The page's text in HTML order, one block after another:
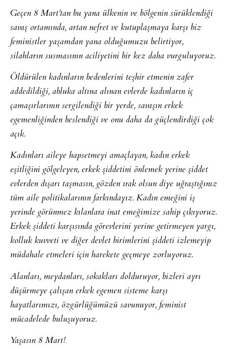
Geçen 8 Mart’tan bu yana ülkenin ve bölgenin sürüklendiği
savaş ortamında, artan nefret ve kutuplaşmaya karşı biz
feministler yaşamdan yana olduğumuzu belirtiyor,
silahların susmasının aciliyetini bir kez daha vurguluyoruz.
Öldürülen kadınların bedenlerini teşhir etmenin zafer
addedildiği, abluka altına alınan evlerde kadınların iç
çamaşırlarının sergilendiği bir yerde, savaşın erkek
egemenliğinden beslendiği ve onu daha da güçlendirdiği çok
açık.
Kadınları aileye hapsetmeyi amaçlayan, kadın erkek
eşitliğini gölgeleyen, erkek şiddetini önlemek yerine şiddet
evlerden dışarı taşmasın, gözden ırak olsun diye uğraştığınız
tüm aile politikalarının farkındayız. Kadın emeğini iş
yerinde görünmez kılanlara inat emeğimize sahip çıkıyoruz.
Erkek şiddeti karşısında görevlerini yerine getirmeyen yargı,
kolluk kuvveti ve diğer devlet birimlerini şiddeti izlemeyip
müdahale etmeleri için harekete geçmeye zorluyoruz.
Alanları, meydanları, sokakları dolduruyor, bizleri ayrı
düşürmeye çalışan erkek egemen sisteme karşı
hayatlarımızı, özgürlüğümüzü savunuyor, feminist
mücadelede buluşuyoruz.
Yaşasın 8 Mart!